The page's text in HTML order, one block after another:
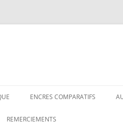
ENCRES COMPA­­RA­­TIFS
COMPARATIFS NOIRS
REMERCIEMENTS